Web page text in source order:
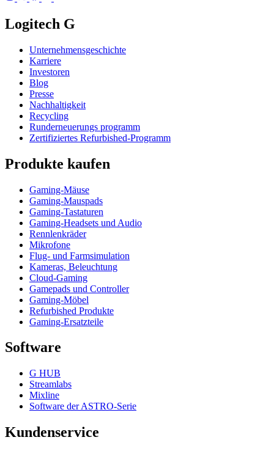
Logitech G
Unternehmensgeschichte
Karriere
Investoren
Blog
Presse
Nachhaltigkeit
Recycling
Runderneuerungs programm
Zertifiziertes Refurbished-Programm
Produkte kaufen
Gaming-Mäuse
Gaming-Mauspads
Gaming-Tastaturen
Gaming-Headsets und Audio
Rennlenkräder
Mikrofone
Flug- und Farmsimulation
Kameras, Beleuchtung
Cloud-Gaming
Gamepads und Controller
Gaming-Möbel
Refurbished Produkte
Gaming-Ersatzteile
Software
G HUB
Streamlabs
Mixline
Software der ASTRO-Serie
Kundenservice